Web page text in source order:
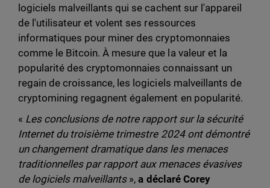
logiciels malveillants qui se cachent sur l'appareil
de l'utilisateur et volent ses ressources
informatiques pour miner des cryptomonnaies
comme le Bitcoin. À mesure que la valeur et la
popularité des cryptomonnaies connaissant un
regain de croissance, les logiciels malveillants de
cryptomining regagnent également en popularité.
« Les conclusions de notre rapport sur la sécurité
Internet du troisième trimestre 2024 ont démontré
un changement dramatique dans les menaces
traditionnelles par rapport aux menaces évasives
de logiciels malveillants», a déclaré Corey